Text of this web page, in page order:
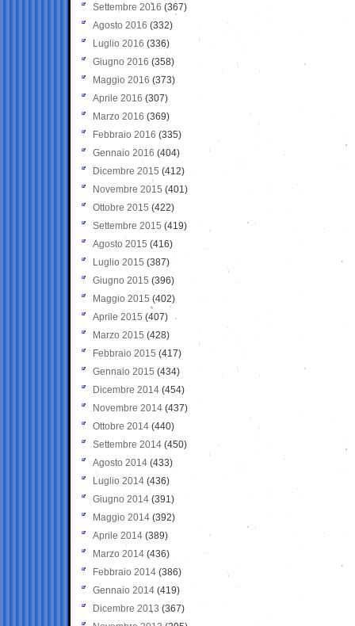
Settembre 2016 (367)
Agosto 2016 (332)
Luglio 2016 (336)
Giugno 2016 (358)
Maggio 2016 (373)
Aprile 2016 (307)
Marzo 2016 (369)
Febbraio 2016 (335)
Gennaio 2016 (404)
Dicembre 2015 (412)
Novembre 2015 (401)
Ottobre 2015 (422)
Settembre 2015 (419)
Agosto 2015 (416)
Luglio 2015 (387)
Giugno 2015 (396)
Maggio 2015 (402)
Aprile 2015 (407)
Marzo 2015 (428)
Febbraio 2015 (417)
Gennaio 2015 (434)
Dicembre 2014 (454)
Novembre 2014 (437)
Ottobre 2014 (440)
Settembre 2014 (450)
Agosto 2014 (433)
Luglio 2014 (436)
Giugno 2014 (391)
Maggio 2014 (392)
Aprile 2014 (389)
Marzo 2014 (436)
Febbraio 2014 (386)
Gennaio 2014 (419)
Dicembre 2013 (367)